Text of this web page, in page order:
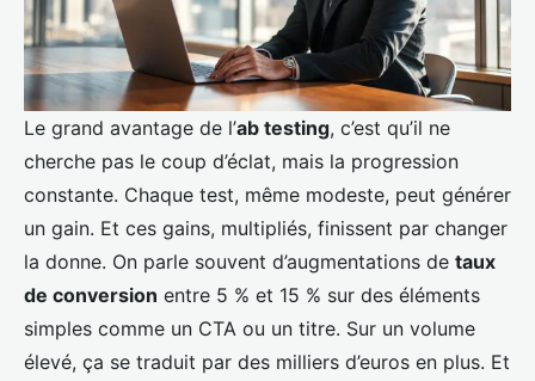
Le grand avantage de l’ab testing, c’est qu’il ne
cherche pas le coup d’éclat, mais la progression
constante. Chaque test, même modeste, peut générer
un gain. Et ces gains, multipliés, finissent par changer
la donne. On parle souvent d’augmentations de taux
de conversion entre 5 % et 15 % sur des éléments
simples comme un CTA ou un titre. Sur un volume
élevé, ça se traduit par des milliers d’euros en plus. Et